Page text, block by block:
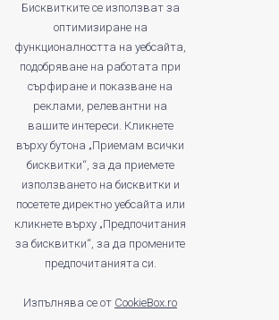
Terms and Conditions of Profitshare
Frequently asked questions
Privacy policy
profitshare.ro
profitshare.bg
© 2026Conversion Marketing SRL
Reg.Com.: J2022005955239
Бисквитките се използват за
оптимизиране на
функционалността на уебсайта,
подобряване на работата при
сърфиране и показване на
реклами, релевантни на
вашите интереси. Кликнете
върху бутона „Приемам всички
бисквитки“, за да приемете
използването на бисквитки и
посетете директно уебсайта или
кликнете върху „Предпочитания
за бисквитки“, за да промените
предпочитанията си.
Изпълнява се от CookieBox.ro